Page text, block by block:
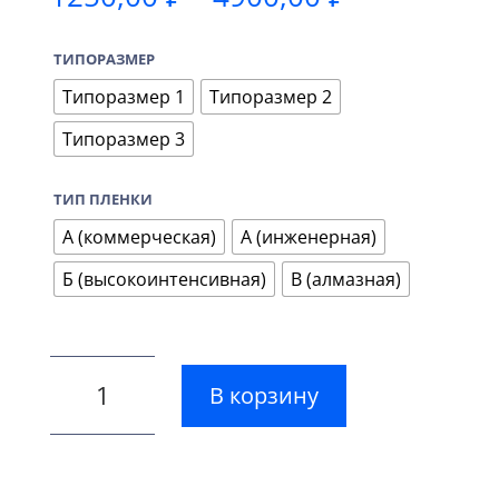
ТИПОРАЗМЕР
Типоразмер 1
Типоразмер 2
Типоразмер 3
ТИП ПЛЕНКИ
А (коммерческая)
А (инженерная)
Б (высокоинтенсивная)
В (алмазная)
В корзину